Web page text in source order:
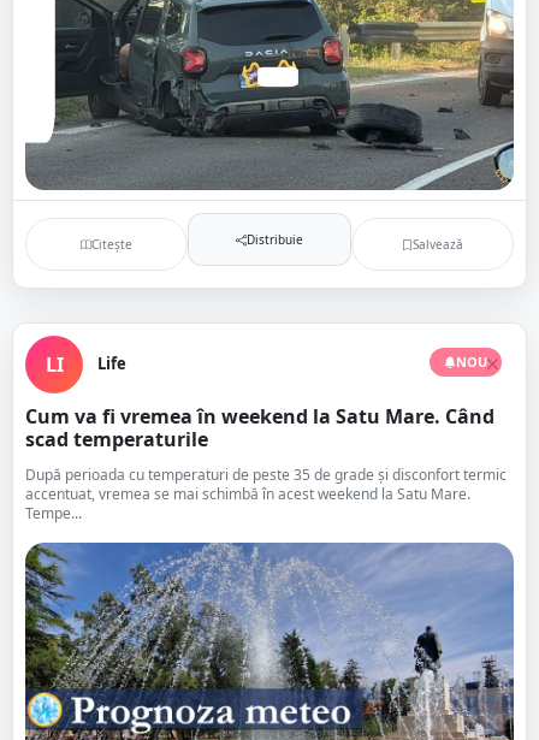
Citește Distribuie Salvează
NOU
LI Life
Cum va fi vremea în weekend la Satu Mare. Când
scad temperaturile
După perioada cu temperaturi de peste 35 de grade și disconfort termic
accentuat, vremea se mai schimbă în acest weekend la Satu Mare.
Tempe...